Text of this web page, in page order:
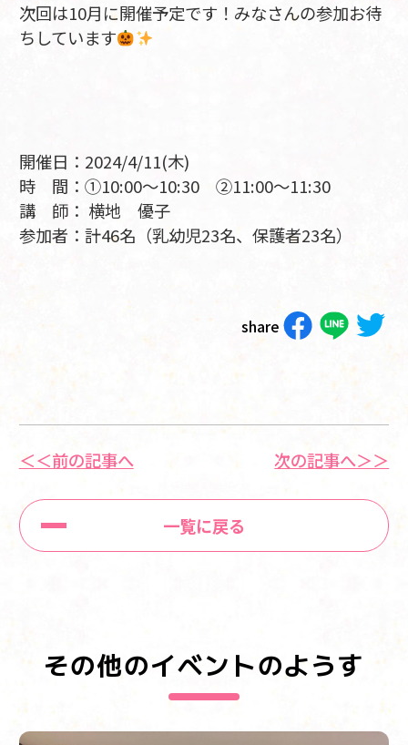
次回は10月に開催予定です！みなさんの参加お待
ちしています
開催日：2024/4/11(木)
時 間：①10:00～10:30 ②11:00～11:30
講 師： 横地 優子
参加者：計46名（乳幼児23名、保護者23名）
share
＜＜前の記事へ
一覧に戻る
次の記事へ＞＞
その他のイベントのようす